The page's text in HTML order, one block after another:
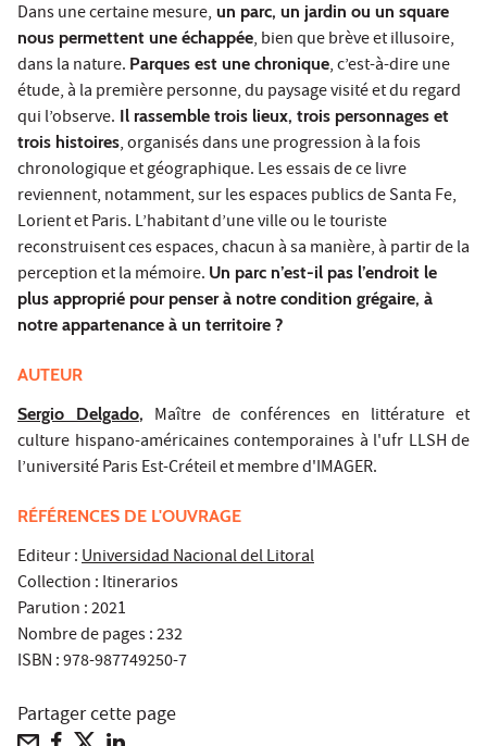
Dans une certaine mesure, un parc, un jardin ou un square
nous permettent une échappée, bien que brève et illusoire,
dans la nature. Parques est une chronique, c’est-à-dire une
étude, à la première personne, du paysage visité et du regard
qui l’observe. Il rassemble trois lieux, trois personnages et
trois histoires, organisés dans une progression à la fois
chronologique et géographique. Les essais de ce livre
reviennent, notamment, sur les espaces publics de Santa Fe,
Lorient et Paris. L’habitant d’une ville ou le touriste
reconstruisent ces espaces, chacun à sa manière, à partir de la
perception et la mémoire. Un parc n’est-il pas l’endroit le
plus approprié pour penser à notre condition grégaire, à
notre appartenance à un territoire ?
AUTEUR
Sergio Delgado,
Maître de conférences en littérature et
culture hispano-américaines contemporaines à l'ufr LLSH de
l’université Paris Est-Créteil et membre d'IMAGER.
RÉFÉRENCES DE L'OUVRAGE
Editeur :Universidad Nacional del Litoral
Collection : Itinerarios
Parution : 2021
Nombre de pages : 232
ISBN : 978-987749250-7
Partager cette page